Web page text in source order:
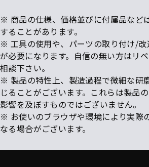
※ 商品の仕様、価格並びに付属品など
することがあります。
※ 工具の使用や、パーツの取り付け/
が必要になります。自信の無い方はリ
相談下さい。
※ 製品の特性上、製造過程で微細な研
じることがございます。これらは製品
影響を及ぼすものではございません。
※ お使いのブラウザや環境により実際
なる場合がございます。